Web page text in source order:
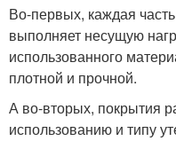
Во-первых, каждая
выполняет несущую
использованного
плотной и прочной.
А во-вторых, покрытия
использованию и типу